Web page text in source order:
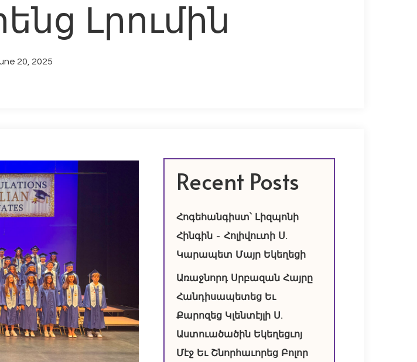
Լրումին
20, 2025
Recent Posts
Հոգեհանգիստ՝ Լիզպոնի
Հինգին – Հոլիվուտի Ս.
Կարապետ Մայր Եկեղեցի
Առաջնորդ Սրբազան Հայրը
Հանդիսապետեց Եւ
Քարոզեց Կլենտէյլի Ս.
Աստուածածին Եկեղեցւոյ
Մէջ Եւ Շնորհաւորեց Բոլոր